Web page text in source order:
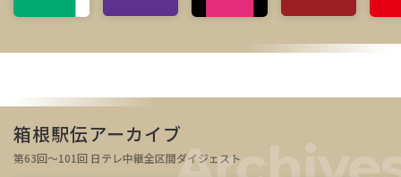
箱根駅伝アーカイブ
第63回～101回 日テレ中継全区間ダイジェスト